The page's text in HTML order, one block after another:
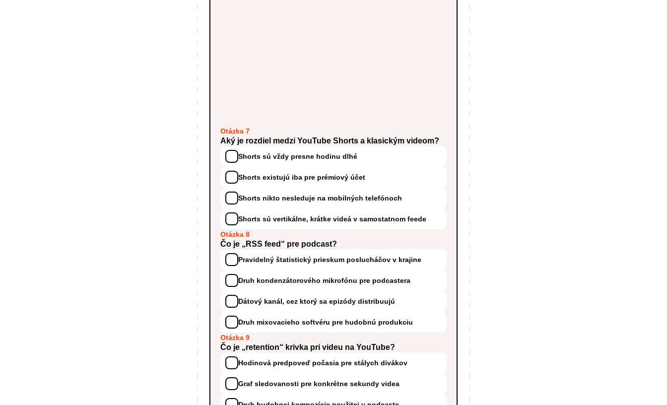
Otázka 7
Aký je rozdiel medzi YouTube Shorts a klasickým videom?
Shorts sú vždy presne hodinu dlhé
Shorts existujú iba pre prémiový účet
Shorts nikto nesleduje na mobilných telefónoch
Shorts sú vertikálne, krátke videá v samostatnom feede
Otázka 8
Čo je „RSS feed“ pre podcast?
Pravidelný štatistický prieskum poslucháčov v krajine
Druh kondenzátorového mikrofónu pre podcastera
Dátový kanál, cez ktorý sa epizódy distribuujú
Druh mixovacieho softvéru pre hudobnú produkciu
Otázka 9
Čo je „retention“ krivka pri videu na YouTube?
Hodinová predpoveď počasia pre stálych divákov
Graf sledovanosti pre konkrétne sekundy videa